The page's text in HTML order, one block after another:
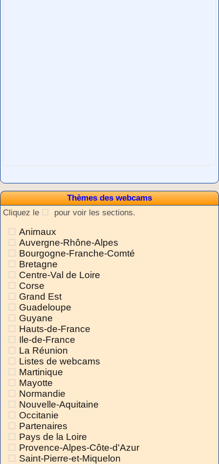
Thèmes des webcams
Cliquez le
pour voir les sections.
Animaux
Auvergne-Rhône-Alpes
Bourgogne-Franche-Comté
Bretagne
Centre-Val de Loire
Corse
Grand Est
Guadeloupe
Guyane
Hauts-de-France
Ile-de-France
La Réunion
Listes de webcams
Martinique
Mayotte
Normandie
Nouvelle-Aquitaine
Occitanie
Partenaires
Pays de la Loire
Provence-Alpes-Côte-d'Azur
Saint-Pierre-et-Miquelon